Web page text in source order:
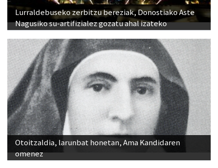
Lurraldebuseko zerbitzu bereziak, Donostiako Aste
Nagusiko su-artifizialez gozatu ahal izateko
Otoitzaldia, larunbat honetan, Ama Kandidaren
omenez